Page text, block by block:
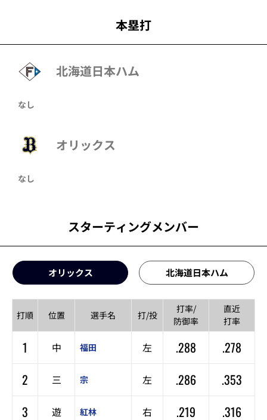
本塁打
北海道日本ハム
なし
オリックス
なし
スターティングメンバー
オリックス 北海道日本ハム
打順 位置 選手名 打/投
打率/
防御率
直近
打率
1 中 福田 左 .288
.278
2
三 宗 左 .286
.353
3
遊 紅林 右 .219
.316